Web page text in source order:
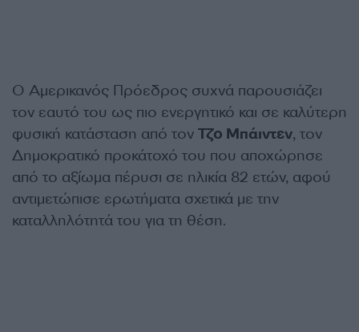
Ο Αμερικανός Πρόεδρος συχνά παρουσιάζει
τον εαυτό του ως πιο ενεργητικό και σε καλύτερη
φυσική κατάσταση από τον Τζο Μπάιντεν, τον
Δημοκρατικό προκάτοχό του που αποχώρησε
από το αξίωμα πέρυσι σε ηλικία 82 ετών, αφού
αντιμετώπισε ερωτήματα σχετικά με την
καταλληλότητά του για τη θέση.